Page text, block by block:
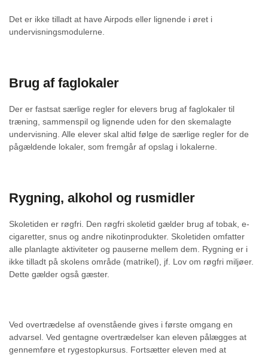
Det er ikke tilladt at have Airpods eller lignende i øret i
undervisningsmodulerne.
Brug af faglokaler
Der er fastsat særlige regler for elevers brug af faglokaler til
træning, sammenspil og lignende uden for den skemalagte
undervisning. Alle elever skal altid følge de særlige regler for de
pågældende lokaler, som fremgår af opslag i lokalerne.
Rygning, alkohol og rusmidler
Skoletiden er røgfri. Den røgfri skoletid gælder brug af tobak, e-
cigaretter, snus og andre nikotinprodukter. Skoletiden omfatter
alle planlagte aktiviteter og pauserne mellem dem. Rygning er i
ikke tilladt på skolens område (matrikel), jf. Lov om røgfri miljøer.
Dette gælder også gæster.
Ved overtrædelse af ovenstående gives i første omgang en
advarsel. Ved gentagne overtrædelser kan eleven pålægges at
gennemføre et rygestopkursus. Fortsætter eleven med at